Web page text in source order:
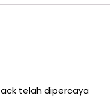
telah dipercaya